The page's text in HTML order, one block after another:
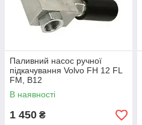
Паливний насос ручної
підкачування Volvo FH 12 FL
FM, B12
В наявності
1 450 ₴